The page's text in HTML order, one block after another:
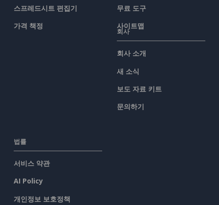
스프레드시트 편집기
가격 책정
무료 도구
사이트맵
회사
회사 소개
새 소식
보도 자료 키트
문의하기
법률
서비스 약관
AI Policy
개인정보 보호정책